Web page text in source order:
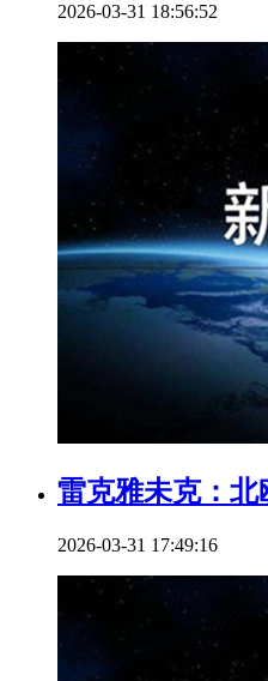
2026-03-31 18:56:52
雷克雅未克：
2026-03-31 17:49:16